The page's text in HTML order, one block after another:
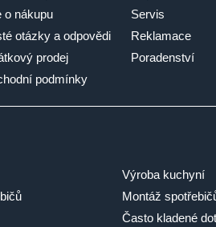
o nákupu
otázky a odpovědi
prodej
podmínky
Servis
Reklamace
Poradenství
Výroba kuchyní
Montáž
Často kladené